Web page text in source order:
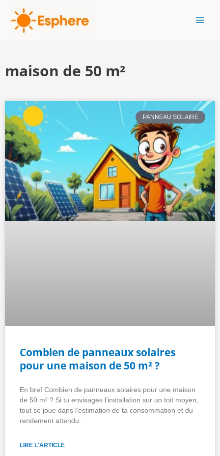
contenu
maison de 50 m²
PANNEAU SOLAIRE
Combien de panneaux solaires
pour une maison de 50 m² ?
En bref Combien de panneaux solaires pour une maison
de 50 m² ? Si tu envisages l’installation sur un toit moyen,
tout se joue dans l’estimation de ta consommation et du
rendement attendu.
LIRE L'ARTICLE